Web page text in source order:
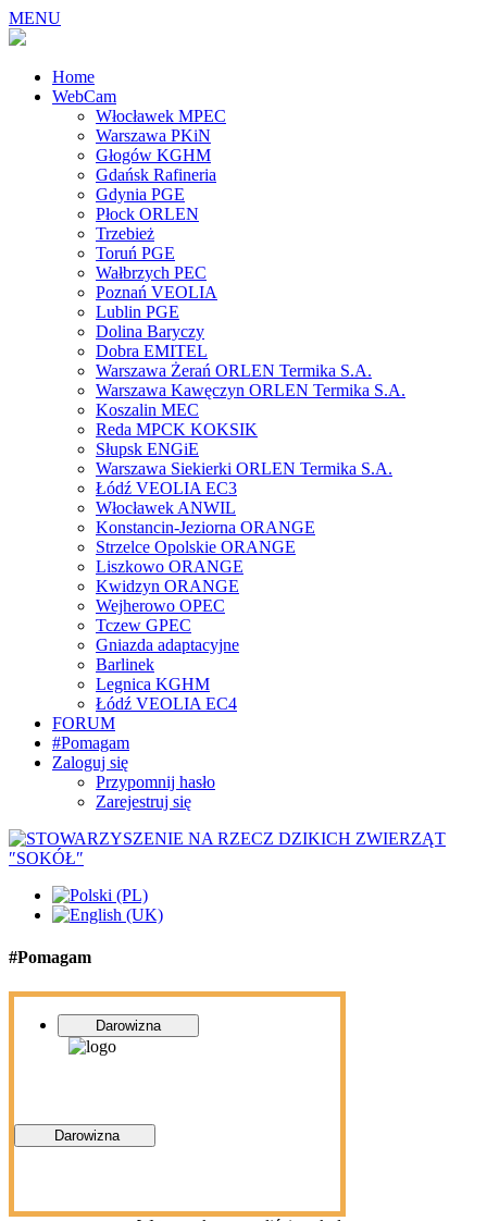
MENU
Home
WebCam
Włocławek MPEC
Warszawa PKiN
Głogów KGHM
Gdańsk Rafineria
Gdynia PGE
Płock ORLEN
Trzebież
Toruń PGE
Wałbrzych PEC
Poznań VEOLIA
Lublin PGE
Dolina Baryczy
Dobra EMITEL
Warszawa Żerań ORLEN Termika S.A.
Warszawa Kawęczyn ORLEN Termika S.A.
Koszalin MEC
Reda MPCK KOKSIK
Słupsk ENGiE
Warszawa Siekierki ORLEN Termika S.A.
Łódź VEOLIA EC3
Włocławek ANWIL
Konstancin-Jeziorna ORANGE
Strzelce Opolskie ORANGE
Liszkowo ORANGE
Kwidzyn ORANGE
Wejherowo OPEC
Tczew GPEC
Gniazda adaptacyjne
Barlinek
Legnica KGHM
Łódź VEOLIA EC4
FORUM
#Pomagam
Zaloguj się
Przypomnij hasło
Zarejestruj się
#Pomagam
Darowizna
Darowizna